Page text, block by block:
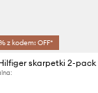
z kodem: OFF*
skarpetki 2-pack